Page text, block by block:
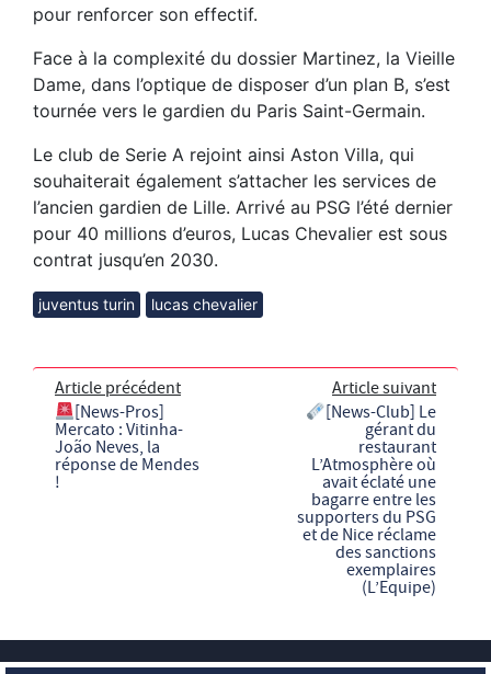
pour renforcer son effectif.
Face à la complexité du dossier Martinez, la Vieille
Dame, dans l’optique de disposer d’un plan B, s’est
tournée vers le gardien du Paris Saint-Germain.
Le club de Serie A rejoint ainsi Aston Villa, qui
souhaiterait également s’attacher les services de
l’ancien gardien de Lille. Arrivé au PSG l’été dernier
pour 40 millions d’euros, Lucas Chevalier est sous
contrat jusqu’en 2030.
juventus turin lucas chevalier
Article précédent
[News-Pros]
Mercato : Vitinha-
João Neves, la
réponse de Mendes
!
Article suivant
[News-Club] Le
gérant du
restaurant
L’Atmosphère où
avait éclaté une
bagarre entre les
supporters du PSG
et de Nice réclame
des sanctions
exemplaires
(L’Equipe)